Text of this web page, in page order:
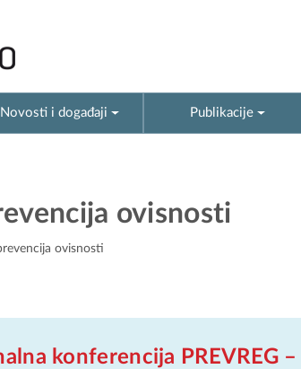
Novosti i događaji Publikacije
ovisnosti
ovisnosti
konferencija PREVREG